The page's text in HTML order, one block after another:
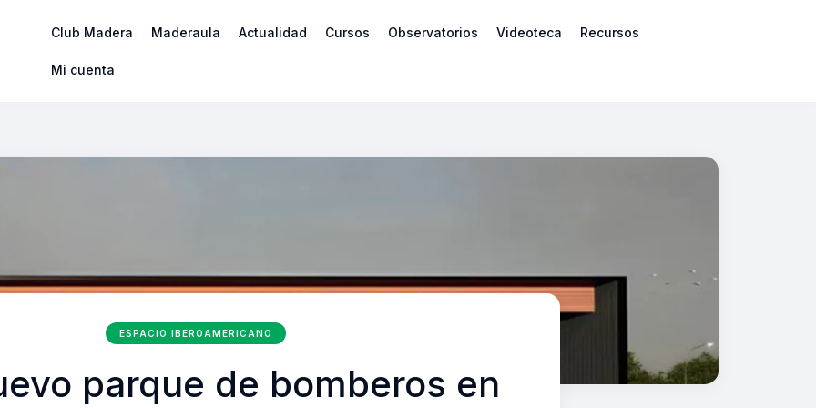
Club Madera Maderaula Actualidad Cursos Observatorios Videoteca Recursos
Mi cuenta
ESPACIO IBEROAMERICANO
parque de bomberos en